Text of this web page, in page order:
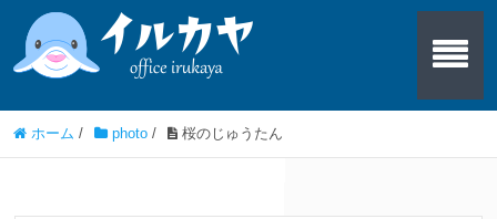
ホーム / photo / 桜のじゅうたん